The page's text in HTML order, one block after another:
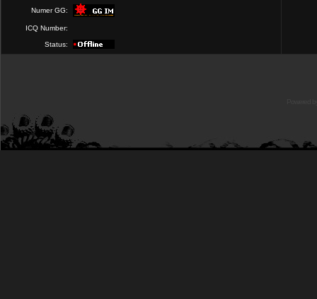
Numer GG:
ICQ Number:
Status: